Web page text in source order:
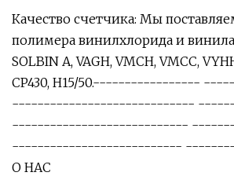
Качество счетчика: Мы
полимера винилхлорида и
SOLBIN A, VAGH, VMCH, VMCC,
CP430, H15/50.-----------------
-----------------------------
----------------------------
---------------------------
О НАС